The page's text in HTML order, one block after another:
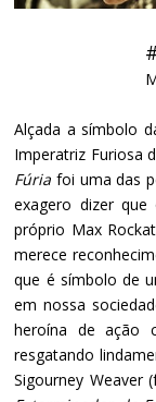
Alçada a símbolo
Imperatriz Furiosa
Fúriafoi uma das
exagero dizer
próprio Max
merece
que é símbolo de
em nossa
heroína de ação
resgatando
Sigourney Weaver